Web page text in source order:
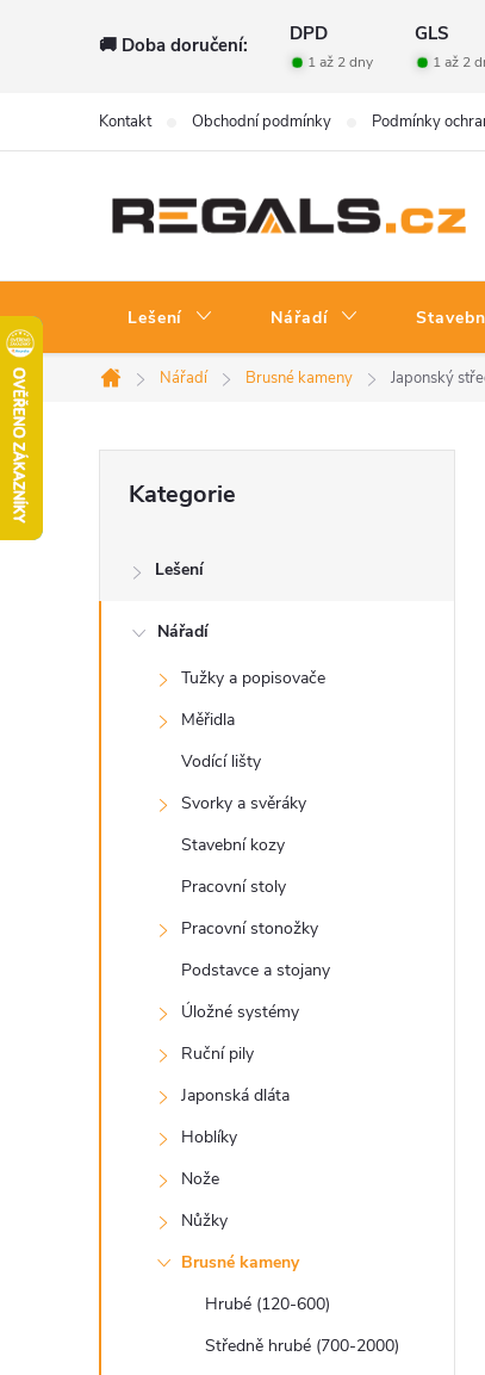
🚚 Doba doručení: DPD GLS
1 až 2 dny 1 až 2
Kontakt Obchodní podmínky Podmínky
Lešení Nářadí
Domů
Nářadí Brusné kameny Japonský
s
kategorie
Kategorie
Lešení
Nářadí
Tužky a popisovače
Měřidla
Vodící lišty
Svorky a svěráky
Stavební kozy
Pracovní stoly
Pracovní stonožky
Podstavce a stojany
Úložné systémy
Ruční pily
Japonská dláta
Hoblíky
Nože
Nůžky
Brusné kameny
Hrubé (120-600)
Středně hrubé (700-2000)